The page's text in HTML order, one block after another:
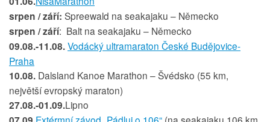
srpen / září: Spreewald na seakajaku – Německo
srpen / září: Balt na seakajaku – Německo
09.08.-11.08.Vodácký ultramaraton České Budějovice-
Praha
10.08. Dalsland Kanoe Marathon – Švédsko (55 km,
největší evropský maraton)
27.08.-01.09.Lipno